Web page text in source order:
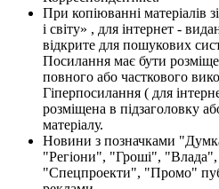
При копіюванні матеріалів
і світу» , для інтернет -
відкрите для пошукових
Посилання має бути
повного або часткового
Гіперпосилання ( для
розміщена в підзаголовку
матеріалу.
Новини з позначками
"Регіони", "Гроші",
"Спецпроекти", "Промо"